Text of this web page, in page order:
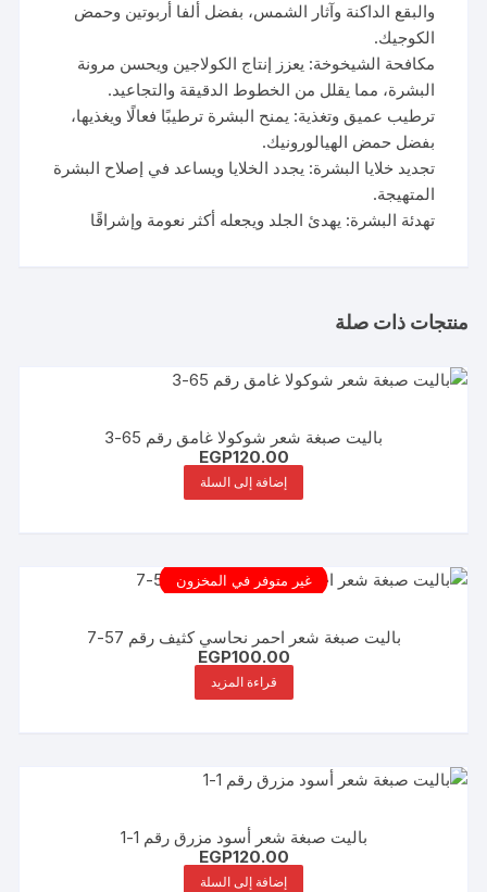
والبقع الداكنة وآثار الشمس، بفضل ألفا أربوتين وحمض
الكوجيك.
مكافحة الشيخوخة: يعزز إنتاج الكولاجين ويحسن مرونة
البشرة، مما يقلل من الخطوط الدقيقة والتجاعيد.
ترطيب عميق وتغذية: يمنح البشرة ترطيبًا فعالًا ويغذيها،
بفضل حمض الهيالورونيك.
تجديد خلايا البشرة: يجدد الخلايا ويساعد في إصلاح البشرة
المتهيجة.
تهدئة البشرة: يهدئ الجلد ويجعله أكثر نعومة وإشراقًا
منتجات ذات صلة
باليت صبغة شعر شوكولا غامق رقم 65-3
EGP120.00
إضافة إلى السلة
غير متوفر في المخزون
باليت صبغة شعر احمر نحاسي كثيف رقم 57-7
EGP100.00
قراءة المزيد
باليت صبغة شعر أسود مزرق رقم 1-1
EGP120.00
إضافة إلى السلة